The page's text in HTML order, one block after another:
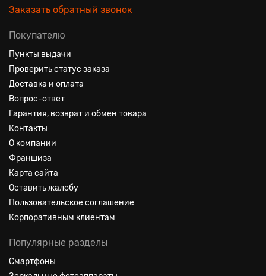
Заказать обратный звонок
Покупателю
Пункты выдачи
Проверить статус заказа
Доставка и оплата
Вопрос-ответ
Гарантия, возврат и обмен товара
Контакты
О компании
Франшиза
Карта сайта
Оставить жалобу
Пользовательское соглашение
Корпоративным клиентам
Популярные разделы
Смартфоны